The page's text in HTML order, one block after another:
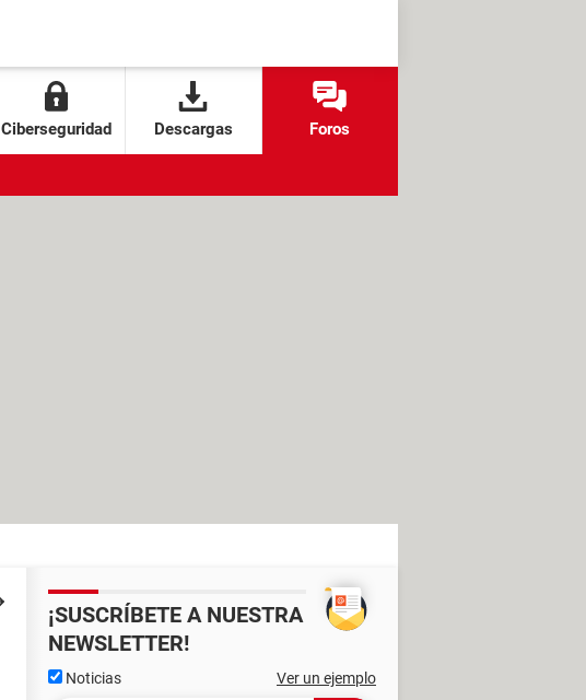
Ciberseguridad Descargas Foros
¡SUSCRÍBETE A NUESTRA
NEWSLETTER!
Noticias Ver un ejemplo